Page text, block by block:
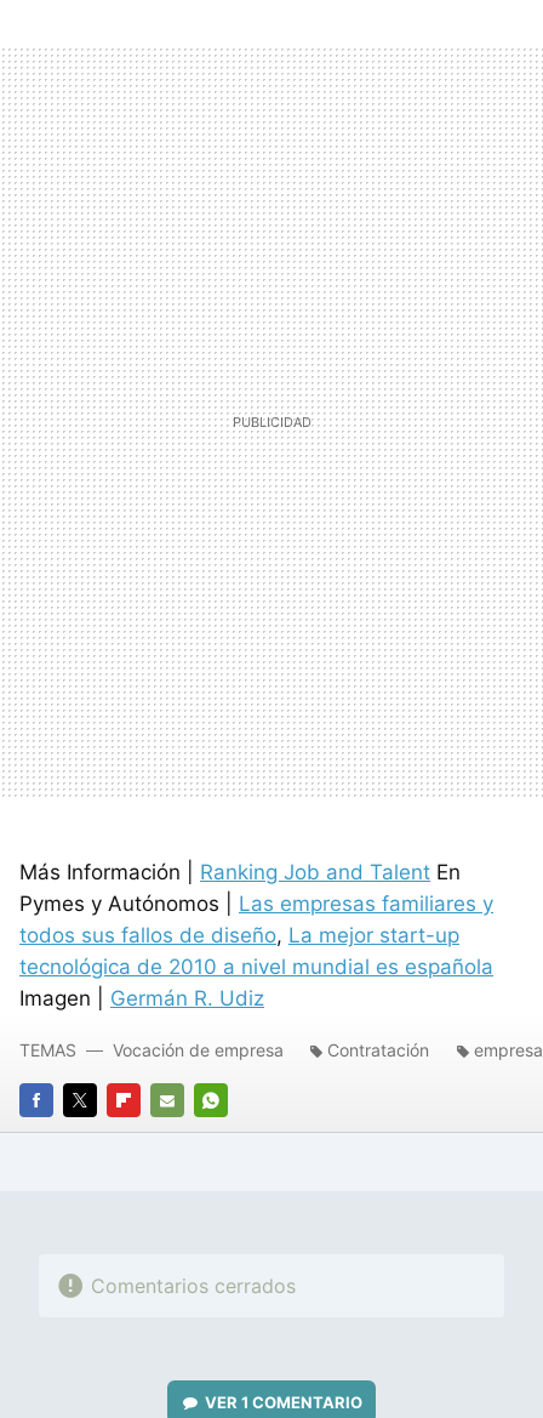
Más Información | Ranking Job and Talent En
Pymes y Autónomos | Las empresas familiares y
todos sus fallos de diseño, La mejor start-up
tecnológica de 2010 a nivel mundial es española
Imagen | Germán R. Udiz
FACEBOOK
TWITTERFLIPBOARD
E-
WHATSAPP
TEMAS Vocación de empresa Contratación empresa
Comentarios cerrados
VER 1 COMENTARIO